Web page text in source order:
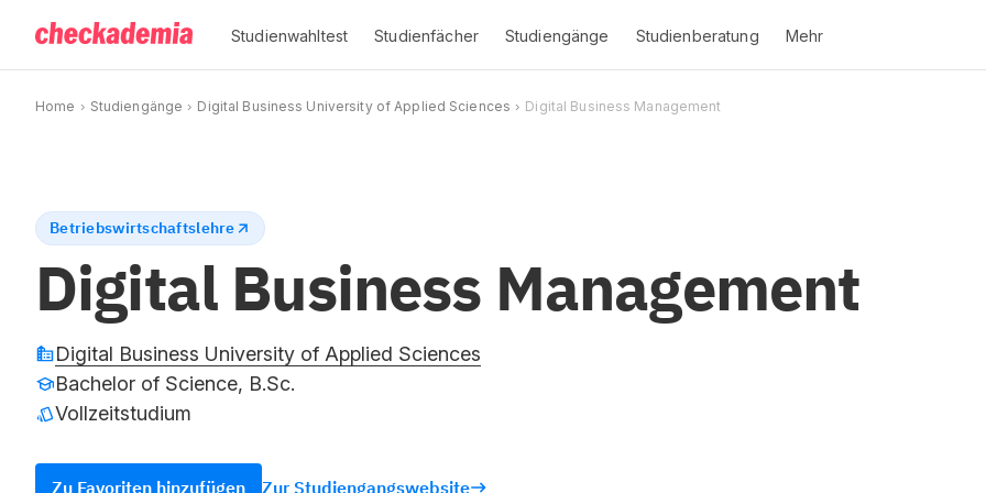
Studienwahltest Studienfächer Studiengänge Studienberatung Mehr
Home Studiengänge Digital Business University of Applied Sciences Digital Business Management
Betriebswirtschaftslehre
Digital Business Management
Digital Business University of Applied Sciences
Bachelor of Science, B.Sc.
Vollzeitstudium
Zu Favoriten hinzufügen Zur Studiengangswebsite